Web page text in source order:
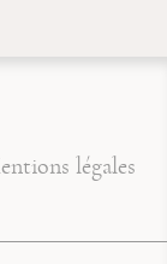
légales